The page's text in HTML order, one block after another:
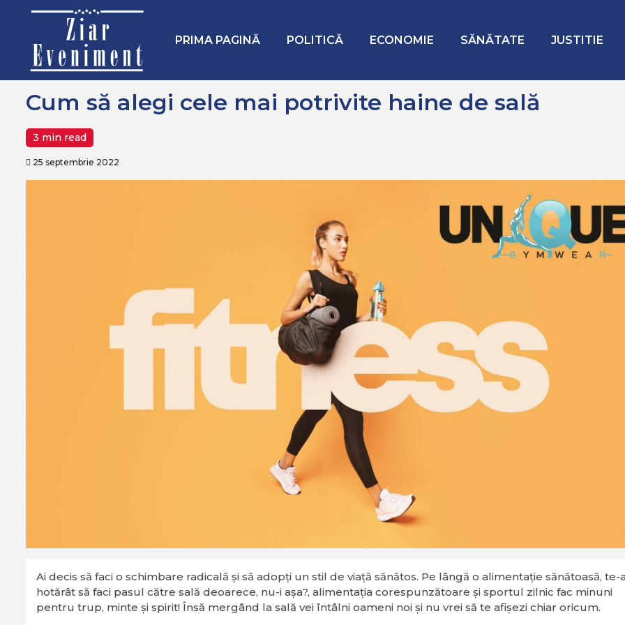
PRIMA PAGINĂ POLITICĂ ECONOMIE SĂNĂTATE JUSTITIE
Moda
Cum să alegi cele mai potrivite haine de sală
3 min read
25 septembrie 2022
Ai decis să faci o schimbare radicală și să adopți un stil de viață sănătos. Pe lângă o alimentație sănătoasă, te-
hotărât să faci pasul către sală deoarece, nu-i așa?, alimentația corespunzătoare și sportul zilnic fac minuni
pentru trup, minte și spirit! Însă mergând la sală vei întâlni oameni noi și nu vrei să te afișezi chiar oricum.